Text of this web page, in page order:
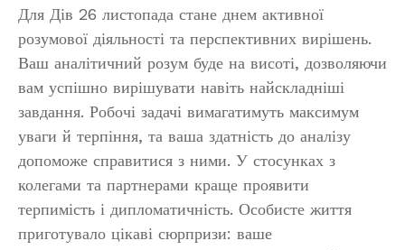
Для Дів 26 листопада стане днем активної
розумової діяльності та перспективних вирішень.
Ваш аналітичний розум буде на висоті, дозволяючи
вам успішно вирішувати навіть найскладніші
завдання. Робочі задачі вимагатимуть максимум
уваги й терпіння, та ваша здатність до аналізу
допоможе справитися з ними. У стосунках з
колегами та партнерами краще проявити
терпимість і дипломатичність. Особисте життя
приготувало цікаві сюрпризи: ваше